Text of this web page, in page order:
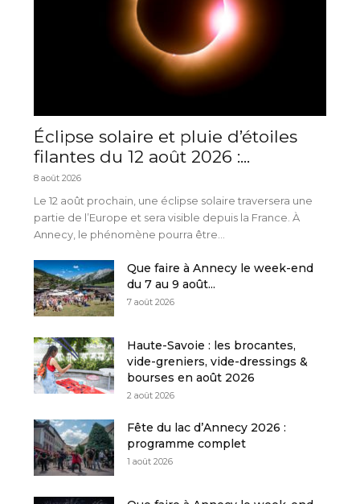
Éclipse solaire et pluie d’étoiles
filantes du 12 août 2026 :...
8 août 2026
Le 12 août prochain, une éclipse solaire traversera une
partie de l’Europe et sera visible depuis la France. À
Annecy, le phénomène pourra être...
Que faire à Annecy le week-end
du 7 au 9 août...
7 août 2026
Haute-Savoie : les brocantes,
vide-greniers, vide-dressings &
bourses en août 2026
2 août 2026
Fête du lac d’Annecy 2026 :
programme complet
1 août 2026